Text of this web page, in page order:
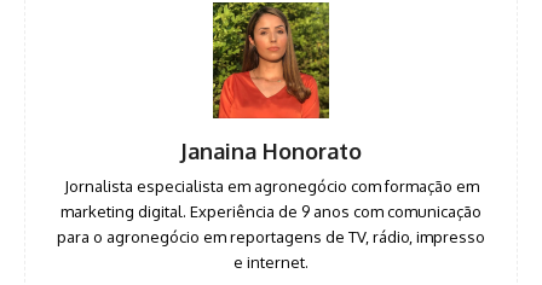
Janaina Honorato
Jornalista especialista em agronegócio com formação em
marketing digital. Experiência de 9 anos com comunicação
para o agronegócio em reportagens de TV, rádio, impresso
e internet.